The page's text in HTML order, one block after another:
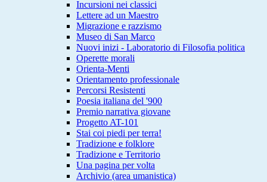
Incursioni nei classici
Lettere ad un Maestro
Migrazione e razzismo
Museo di San Marco
Nuovi inizi - Laboratorio di Filosofia politica
Operette morali
Orienta-Menti
Orientamento professionale
Percorsi Resistenti
Poesia italiana del '900
Premio narrativa giovane
Progetto AT-101
Stai coi piedi per terra!
Tradizione e folklore
Tradizione e Territorio
Una pagina per volta
Archivio (area umanistica)